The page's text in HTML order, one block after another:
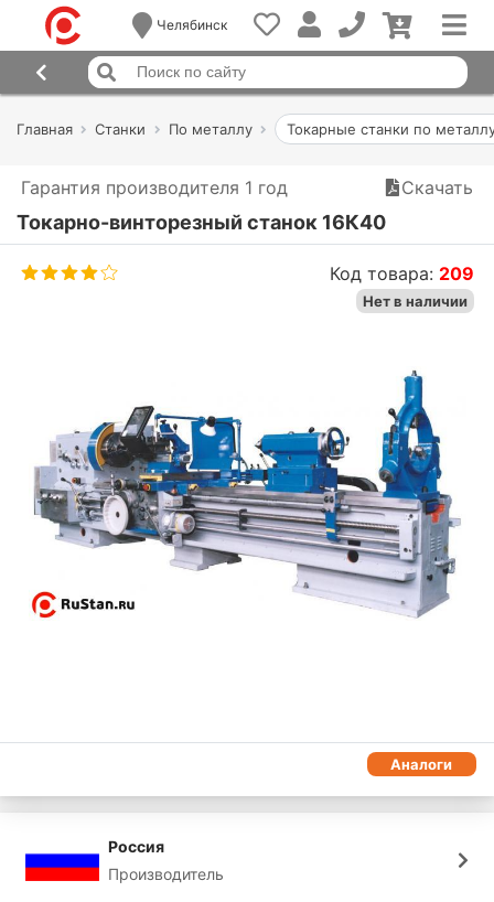
Челябинск
Главная Станки По металлу Токарные станки по
Гарантия производителя 1 год Скачать
Токарно-винторезный станок 16К40
Код товара: 209
Нет в наличии
Аналоги
Россия
Производитель